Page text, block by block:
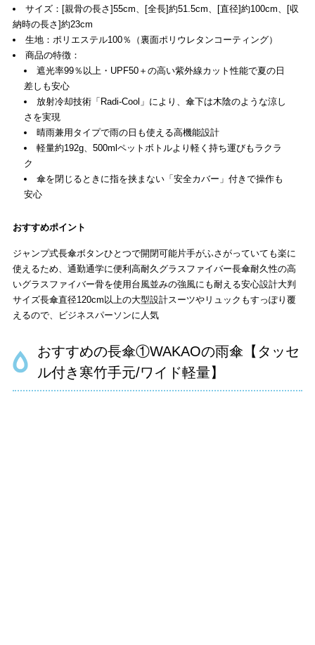
サイズ：[親骨の長さ]55cm、[全長]約51.5cm、[直径]約100cm、[収
納時の長さ]約23cm
生地：ポリエステル100％（裏面ポリウレタンコーティング）
商品の特徴：
遮光率99％以上・UPF50＋の高い紫外線カット性能で夏の日
差しも安心
放射冷却技術「Radi-Cool」により、傘下は木陰のような涼し
さを実現
晴雨兼用タイプで雨の日も使える高機能設計
軽量約192g、500mlペットボトルより軽く持ち運びもラクラ
ク
傘を閉じるときに指を挟まない「安全カバー」付きで操作も
安心
おすすめポイント
ジャンプ式長傘ボタンひとつで開閉可能片手がふさがっていても楽に
使えるため、通勤通学に便利高耐久グラスファイバー長傘耐久性の高
いグラスファイバー骨を使用台風並みの強風にも耐える安心設計大判
サイズ長傘直径120cm以上の大型設計スーツやリュックもすっぽり覆
えるので、ビジネスパーソンに人気
おすすめの長傘①WAKAOの雨傘【タッセ
ル付き寒竹手元/ワイド軽量】